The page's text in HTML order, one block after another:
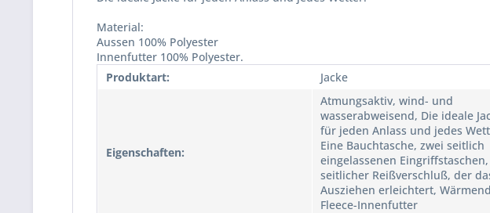
Material:
Aussen 100% Polyester
Innenfutter 100% Polyester.
Produktart:
Jacke
Eigenschaften:
Atmungsaktiv, wind- und
wasserabweisend, Die ideale
für jeden Anlass und jedes
Eine Bauchtasche, zwei seitlich
eingelassenen
seitlicher Reißverschluß, der
Ausziehen erleichtert,
Fleece-Innenfutter